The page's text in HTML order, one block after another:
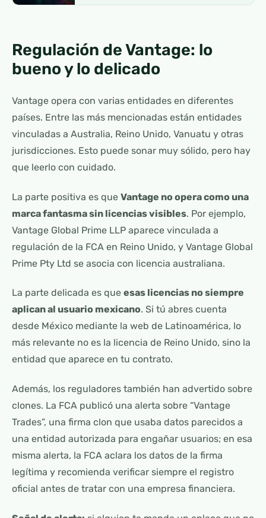
Regulación de Vantage: lo
bueno y lo delicado
Vantage opera con varias entidades en diferentes
países. Entre las más mencionadas están entidades
vinculadas a Australia, Reino Unido, Vanuatu y otras
jurisdicciones. Esto puede sonar muy sólido, pero hay
que leerlo con cuidado.
La parte positiva es que Vantage no opera como una
marca fantasma sin licencias visibles. Por ejemplo,
Vantage Global Prime LLP aparece vinculada a
regulación de la FCA en Reino Unido, y Vantage Global
Prime Pty Ltd se asocia con licencia australiana.
La parte delicada es que esas licencias no siempre
aplican al usuario mexicano. Si tú abres cuenta
desde México mediante la web de Latinoamérica, lo
más relevante no es la licencia de Reino Unido, sino la
entidad que aparece en tu contrato.
Además, los reguladores también han advertido sobre
clones. La FCA publicó una alerta sobre “Vantage
Trades”, una firma clon que usaba datos parecidos a
una entidad autorizada para engañar usuarios; en esa
misma alerta, la FCA aclara los datos de la firma
legítima y recomienda verificar siempre el registro
oficial antes de tratar con una empresa financiera.